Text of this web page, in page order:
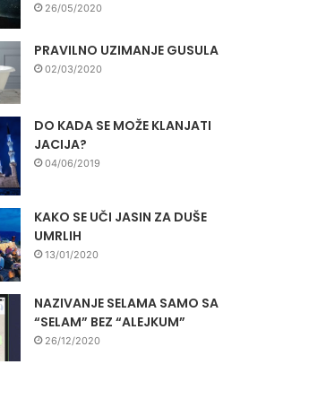
26/05/2020
PRAVILNO UZIMANJE GUSULA
02/03/2020
DO KADA SE MOŽE KLANJATI
JACIJA?
04/06/2019
KAKO SE UČI JASIN ZA DUŠE
UMRLIH
13/01/2020
NAZIVANJE SELAMA SAMO SA
“SELAM” BEZ “ALEJKUM”
26/12/2020